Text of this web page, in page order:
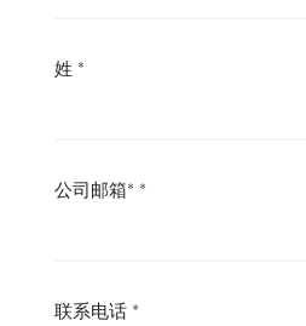
姓 *
公司邮箱* *
联系电话 *